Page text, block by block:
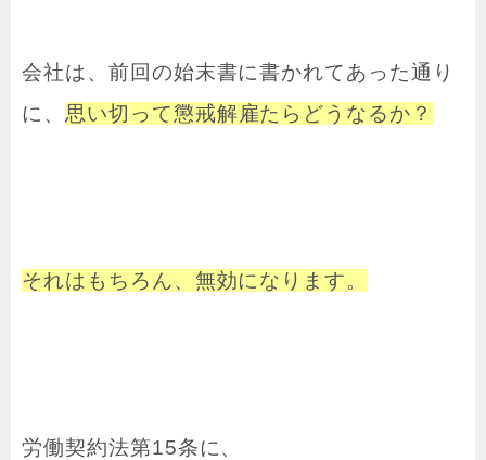
会社は、前回の始末書に書かれてあった通り
に、 思い切って懲戒解雇たらどうなるか？
それはもちろん、無効になります。
労働契約法第15条に、